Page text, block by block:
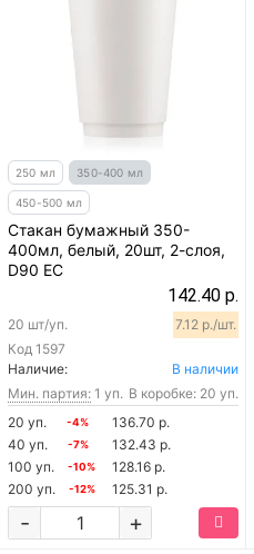
250 мл 350-400 мл
450-500 мл
Стакан бумажный 350-
400мл, белый, 20шт, 2-слоя,
D90 EC
142.40 р.
Код 1597
20 шт/уп. 7.12 р./шт.
Наличие:
В наличии
Мин. партия: 1 уп. В коробке: 20 уп.
20 уп.
-4%
136.70 р.
40 уп.
-7%
132.43 р.
100 уп.
-10%
128.16 р.
200 уп.
-12% 125.31 р.
+
-